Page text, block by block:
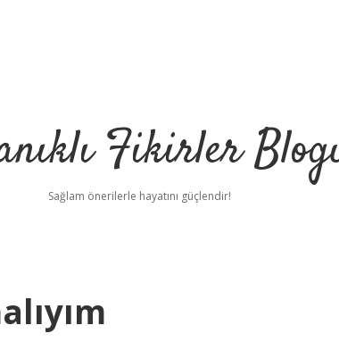
Fikirler
Sağlam önerilerle hayatını güçlendir!